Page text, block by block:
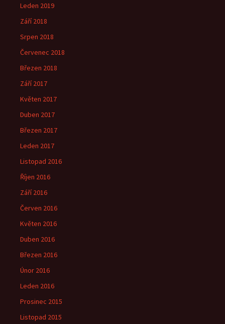
Leden 2019
Září 2018
Srpen 2018
Červenec 2018
Březen 2018
Září 2017
Květen 2017
Duben 2017
Březen 2017
Leden 2017
Listopad 2016
Říjen 2016
Září 2016
Červen 2016
Květen 2016
Duben 2016
Březen 2016
Únor 2016
Leden 2016
Prosinec 2015
Listopad 2015